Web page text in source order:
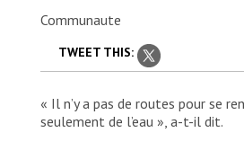
Communaute
TWEET THIS:
« Il n’y a pas de routes pour se
seulement de l’eau », a-t-il dit.